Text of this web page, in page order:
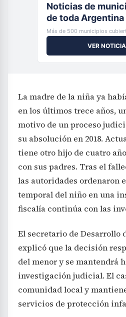
Noticias de
de toda Argentina
Más de 500 municipios
VER
La madre de la niña ya
en los últimos trece años,
motivo de un proceso
su absolución en 2018.
tiene otro hijo de cuatro
con sus padres. Tras el
las autoridades ordenaron
temporal del niño en una
fiscalía continúa con las
El secretario de Desarrollo
explicó que la decisión
del menor y se mantendrá
investigación judicial. El
comunidad local y
servicios de protección